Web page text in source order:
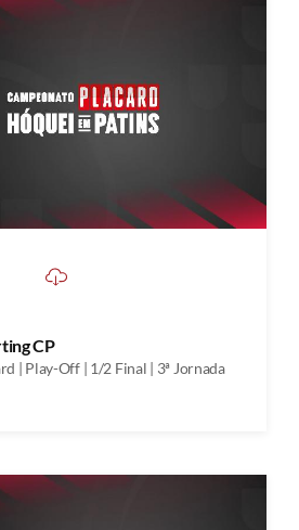
CP
| Play-Off | 1/2 Final | 3ª Jornada